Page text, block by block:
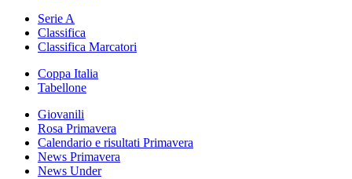
Serie A
Classifica
Classifica Marcatori
Coppa Italia
Tabellone
Giovanili
Rosa Primavera
Calendario e risultati Primavera
News Primavera
News Under